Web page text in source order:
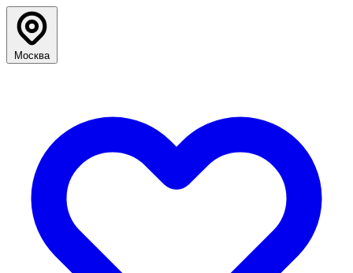
Москва